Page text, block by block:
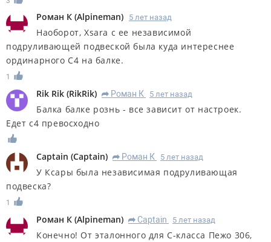
Роман К (Alpineman) 5 лет назад
Наоборот, Xsara с ее независимой
подруливающей подвеской была куда интереснее
ординарного С4 на балке.
1
Rik Rik (RikRik) R Роман К 5 лет назад
Балка балке рознь - все зависит от настроек.
Едет с4 превосходно
Captain (Captain) R Роман К 5 лет назад
У Ксары была независимая подруливающая
подвеска?
1
Роман К (Alpineman) R Captain 5 лет назад
Конечно! От эталонного для С-класса Пежо 306,